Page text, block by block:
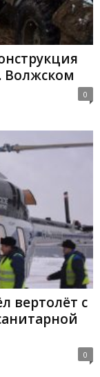
Волжском
0
вертолёт с
0